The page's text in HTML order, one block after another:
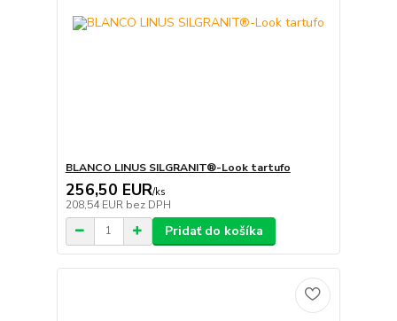
BLANCO LINUS SILGRANIT®-Look tartufo
256,50 EUR/ks
208,54 EUR bez DPH
Pridať do košíka